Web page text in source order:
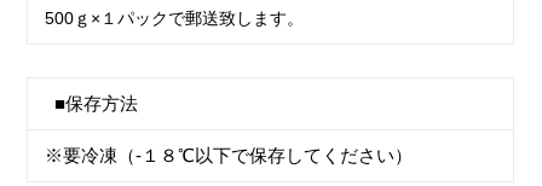
500ｇ×１パックで郵送致します。
■保存方法
※要冷凍（-１８℃以下で保存してください）